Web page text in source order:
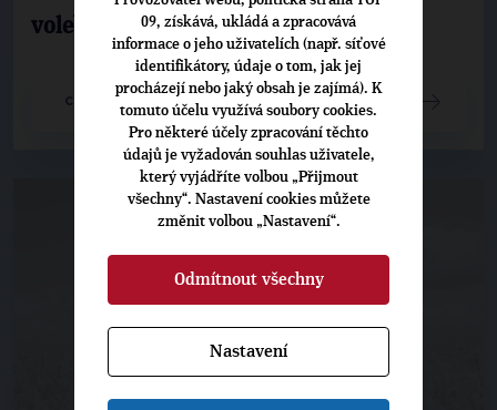
voleb
CELÝ ČLÁNEK
09, získává, ukládá a zpracovává
informace o jeho uživatelích (např. síťové
identifikátory, údaje o tom, jak jej
procházejí nebo jaký obsah je zajímá). K
tomuto účelu využívá soubory cookies.
Pro některé účely zpracování těchto
údajů je vyžadován souhlas uživatele,
který vyjádříte volbou „Přijmout
všechny“. Nastavení cookies můžete
změnit volbou „Nastavení“.
Odmítnout všechny
Nastavení